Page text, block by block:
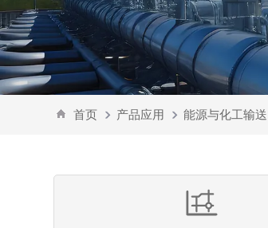
首页 产品应用 能源与化工输送